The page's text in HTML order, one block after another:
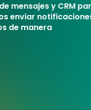
mensajes y CRM
enviar
de manera